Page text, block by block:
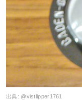
出典: @vistlipper1761